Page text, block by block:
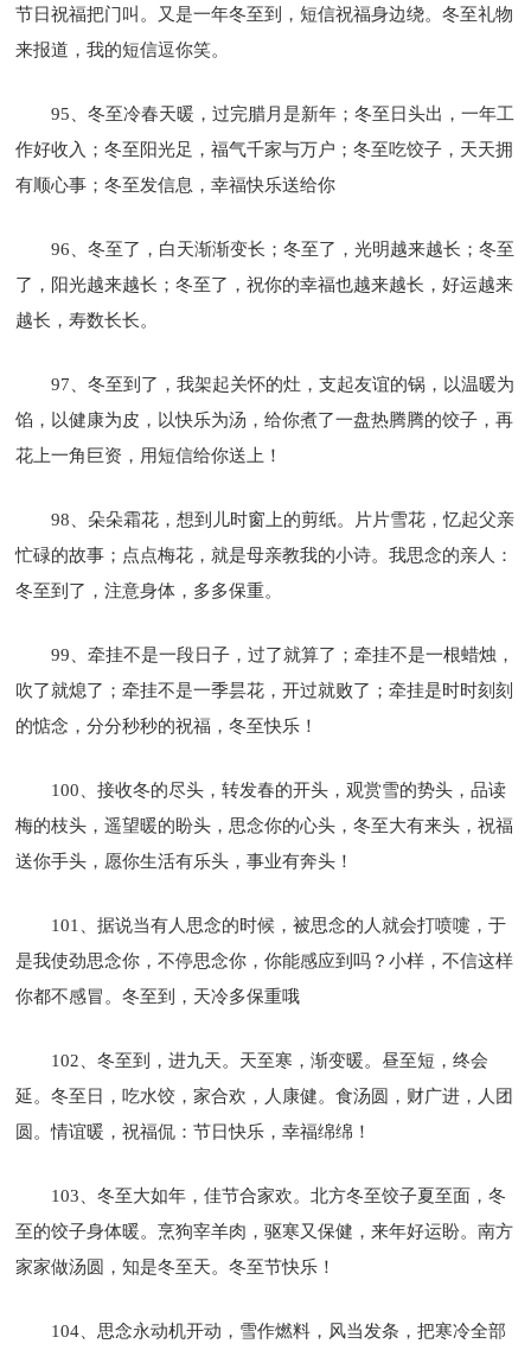
节日祝福把门叫。又是一年冬至到，短信祝福身边绕。冬至礼物
来报道，我的短信逗你笑。
95、冬至冷春天暖，过完腊月是新年；冬至日头出，一年工
作好收入；冬至阳光足，福气千家与万户；冬至吃饺子，天天拥
有顺心事；冬至发信息，幸福快乐送给你
96、冬至了，白天渐渐变长；冬至了，光明越来越长；冬至
了，阳光越来越长；冬至了，祝你的幸福也越来越长，好运越来
越长，寿数长长。
97、冬至到了，我架起关怀的灶，支起友谊的锅，以温暖为
馅，以健康为皮，以快乐为汤，给你煮了一盘热腾腾的饺子，再
花上一角巨资，用短信给你送上！
98、朵朵霜花，想到儿时窗上的剪纸。片片雪花，忆起父亲
忙碌的故事；点点梅花，就是母亲教我的小诗。我思念的亲人：
冬至到了，注意身体，多多保重。
99、牵挂不是一段日子，过了就算了；牵挂不是一根蜡烛，
吹了就熄了；牵挂不是一季昙花，开过就败了；牵挂是时时刻刻
的惦念，分分秒秒的祝福，冬至快乐！
100、接收冬的尽头，转发春的开头，观赏雪的势头，品读
梅的枝头，遥望暖的盼头，思念你的心头，冬至大有来头，祝福
送你手头，愿你生活有乐头，事业有奔头！
101、据说当有人思念的时候，被思念的人就会打喷嚏，于
是我使劲思念你，不停思念你，你能感应到吗？小样，不信这样
你都不感冒。冬至到，天冷多保重哦
102、冬至到，进九天。天至寒，渐变暖。昼至短，终会
延。冬至日，吃水饺，家合欢，人康健。食汤圆，财广进，人团
圆。情谊暖，祝福侃：节日快乐，幸福绵绵！
103、冬至大如年，佳节合家欢。北方冬至饺子夏至面，冬
至的饺子身体暖。烹狗宰羊肉，驱寒又保健，来年好运盼。南方
家家做汤圆，知是冬至天。冬至节快乐！
104、思念永动机开动，雪作燃料，风当发条，把寒冷全部